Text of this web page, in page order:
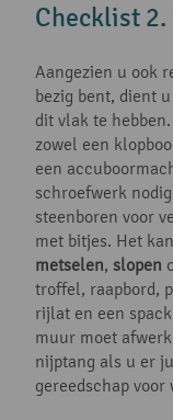
Checklist 2.
Aangezien u ook
bezig bent, dient
dit vlak te
zowel een
een
schroefwerk
steenboren voor
met bitjes. Het
metselen, slopen
troffel, raapbord,
rijlat en een
muur moet
nijptang als u er
gereedschap